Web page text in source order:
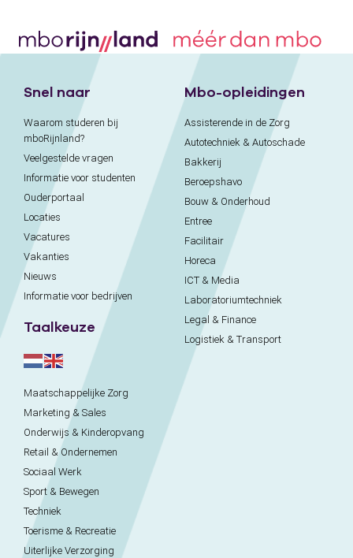
Snel naar
Waarom studeren bij
mboRijnland?
Veelgestelde vragen
Informatie voor studenten
Ouderportaal
Locaties
Vacatures
Vakanties
Nieuws
Informatie voor bedrijven
Taalkeuze
Mbo-opleidingen
Assisterende in de Zorg
Autotechniek & Autoschade
Bakkerij
Beroepshavo
Bouw & Onderhoud
Entree
Facilitair
Horeca
ICT & Media
Laboratoriumtechniek
Legal & Finance
Logistiek & Transport
Maatschappelijke Zorg
Marketing & Sales
Onderwijs & Kinderopvang
Retail & Ondernemen
Sociaal Werk
Sport & Bewegen
Techniek
Toerisme & Recreatie
Uiterlijke Verzorging